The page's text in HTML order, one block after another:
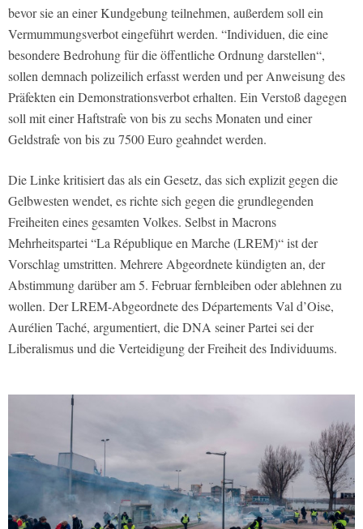
bevor sie an einer Kundgebung teilnehmen, außerdem soll ein
Vermummungsverbot eingeführt werden. “Individuen, die eine
besondere Bedrohung für die öffentliche Ordnung darstellen“,
sollen demnach polizeilich erfasst werden und per Anweisung des
Präfekten ein Demonstrationsverbot erhalten. Ein Verstoß dagegen
soll mit einer Haftstrafe von bis zu sechs Monaten und einer
Geldstrafe von bis zu 7500 Euro geahndet werden.
Die Linke kritisiert das als ein Gesetz, das sich explizit gegen die
Gelbwesten wendet, es richte sich gegen die grundlegenden
Freiheiten eines gesamten Volkes. Selbst in Macrons
Mehrheitspartei “La République en Marche (LREM)“ ist der
Vorschlag umstritten. Mehrere Abgeordnete kündigten an, der
Abstimmung darüber am 5. Februar fernbleiben oder ablehnen zu
wollen. Der LREM-Abgeordnete des Départements Val d’Oise,
Aurélien Taché, argumentiert, die DNA seiner Partei sei der
Liberalismus und die Verteidigung der Freiheit des Individuums.